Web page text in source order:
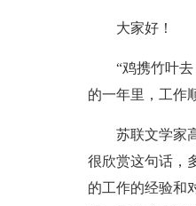
大家好！
“鸡携竹叶
的一年里，工作
苏联文学家
很欣赏这句话，
的工作的经验和